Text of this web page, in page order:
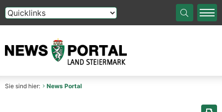
Die Auswahl einer Option im Select-Element führt auf
Sie sind hier: News Portal